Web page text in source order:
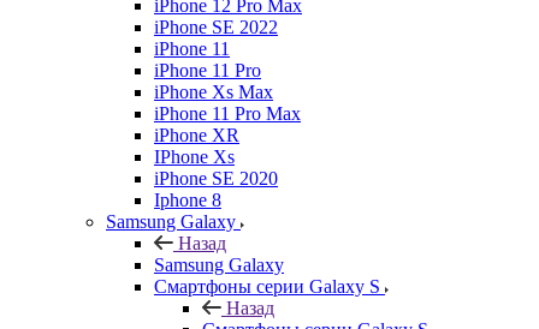
iPhone 12 Pro Max
iPhone SE 2022
iPhone 11
iPhone 11 Pro
iPhone Xs Max
iPhone 11 Pro Max
iPhone XR
IPhone Xs
iPhone SE 2020
Iphone 8
Samsung Galaxy
Назад
Samsung Galaxy
Смартфоны серии Galaxy S
Назад